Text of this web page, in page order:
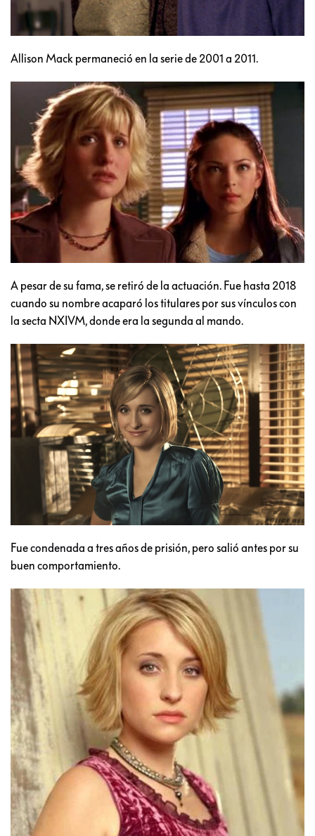
Allison Mack permaneció en la serie de 2001 a 2011.
A pesar de su fama, se retiró de la actuación. Fue hasta 2018
cuando su nombre acaparó los titulares por sus vínculos con
la secta NXIVM, donde era la segunda al mando.
Fue condenada a tres años de prisión, pero salió antes por su
buen comportamiento.